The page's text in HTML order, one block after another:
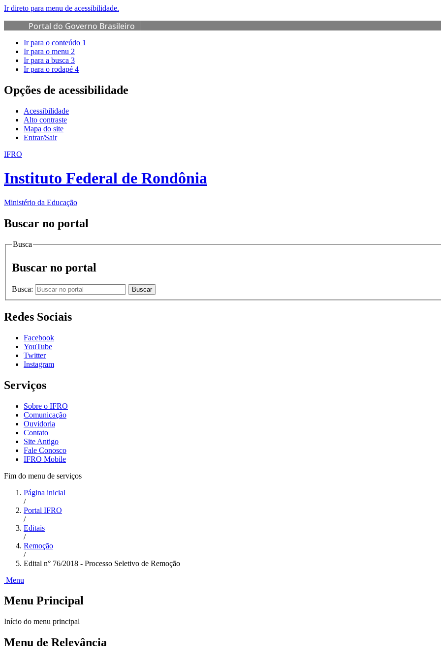
Ir direto para menu de acessibilidade.
Portal do Governo Brasileiro
Ir para o conteúdo 1
Ir para o menu 2
Ir para a busca 3
Ir para o rodapé 4
Opções de acessibilidade
Acessibilidade
Alto contraste
Mapa do site
Entrar/Sair
IFRO
Instituto Federal de Rondônia
Ministério da Educação
Buscar no portal
Busca
Buscar no portal
Busca: Buscar
Redes Sociais
Facebook
YouTube
Twitter
Instagram
Serviços
Sobre o IFRO
Comunicação
Ouvidoria
Contato
Site Antigo
Fale Conosco
IFRO Mobile
Fim do menu de serviços
Página inicial
/
Portal IFRO
/
Editais
/
Remoção
/
Edital n° 76/2018 - Processo Seletivo de Remoção
Menu
Menu Principal
Início do menu principal
Menu de Relevância